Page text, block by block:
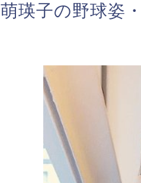
瑛子の野球姿